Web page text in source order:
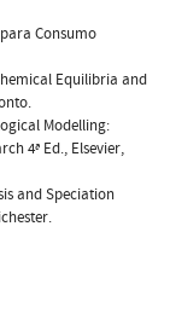
para Consumo
Equilibria and
Modelling:
4ª Ed., Elsevier,
and Speciation